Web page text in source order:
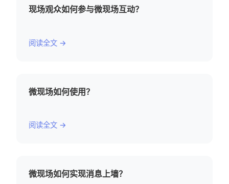
现场观众如何参与微现场互动？
阅读全文 →
微现场如何使用？
阅读全文 →
微现场如何实现消息上墙？